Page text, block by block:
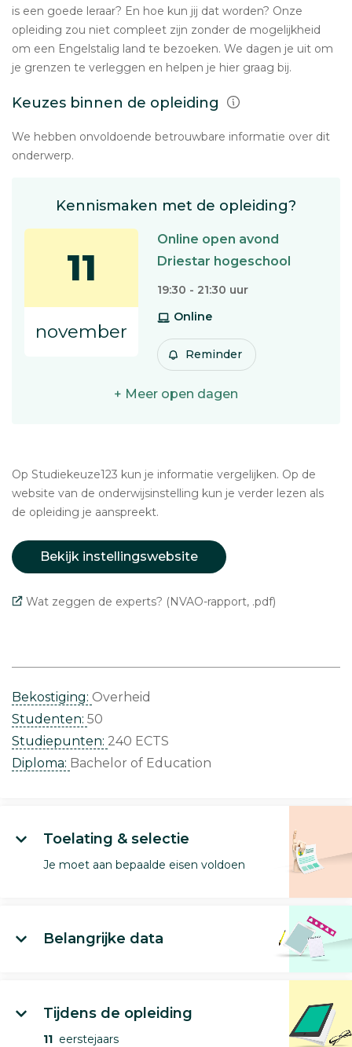
is een goede leraar? En hoe kun jij dat worden? Onze
opleiding zou niet compleet zijn zonder de mogelijkheid
om een Engelstalig land te bezoeken. We dagen je uit om
je grenzen te verleggen en helpen je hier graag bij.
Keuzes binnen de opleiding
We hebben onvoldoende betrouwbare informatie over dit
onderwerp.
Kennismaken met de opleiding?
11
november
Online open avond
Driestar hogeschool
19:30 - 21:30 uur
Online
Reminder
+ Meer open dagen
Op Studiekeuze123 kun je informatie vergelijken. Op de
website van de onderwijsinstelling kun je verder lezen als
de opleiding je aanspreekt.
Bekijk instellingswebsite
Wat zeggen de experts? (NVAO-rapport, .pdf)
Bekostiging: Overheid
Studenten: 50
Studiepunten: 240 ECTS
Diploma: Bachelor of Education
Toelating & selectie
Je moet aan bepaalde eisen voldoen
Belangrijke data
Tijdens de opleiding
11 eerstejaars